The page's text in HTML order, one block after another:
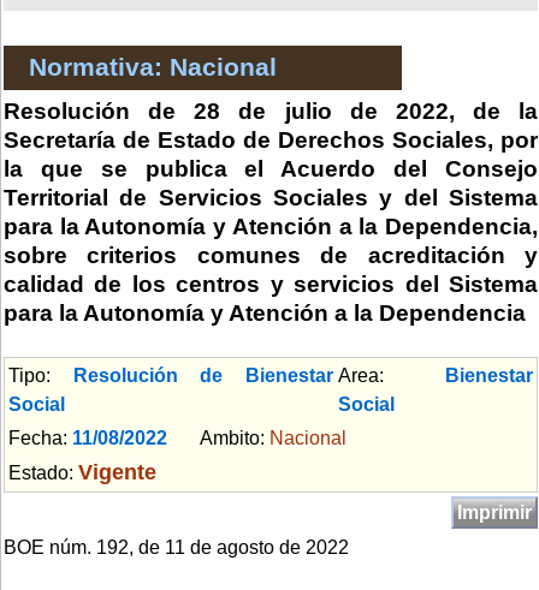
Normativa: Nacional
Resolución de 28 de julio de 2022, de la
Secretaría de Estado de Derechos Sociales, por
la que se publica el Acuerdo del Consejo
Territorial de Servicios Sociales y del Sistema
para la Autonomía y Atención a la Dependencia,
sobre criterios comunes de acreditación y
calidad de los centros y servicios del Sistema
para la Autonomía y Atención a la Dependencia
Tipo:
Resolución de Bienestar
Social
Area:
Bienestar
Social
Fecha: 11/08/2022 Ambito: Nacional
Estado: Vigente
Imprimir
BOE núm. 192, de 11 de agosto de 2022